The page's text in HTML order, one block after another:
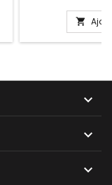
Gnoce et les
site idéal pour
anniversaire,



